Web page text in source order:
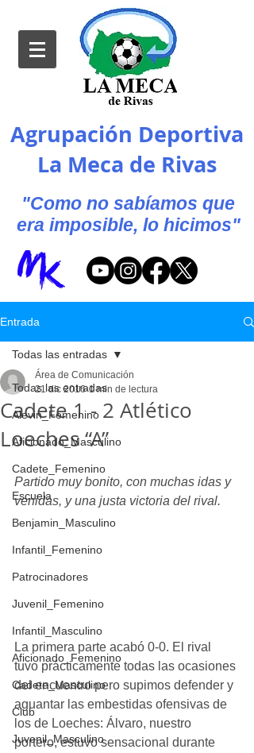
Agrupación Deportiva
La Meca de Rivas
"Como no sabíamos que
era imposible, lo hicimos"
Entrada
Todas las entradas
Alevin_Femenino
Aficionado_Masculino
Cadete_Femenino
Escuela
Benjamin_Masculino
Infantil_Femenino
Patrocinadores
Juvenil_Femenino
Infantil_Masculino
Aficionado_Femenino
Cadete_Masculino
Club
Juvenil_Masculino
Todas las entradas
Cadete 1 - 2 Atlético
Loeches “A”
Área de Comunicación
21 dic 2016 1 min de lectura
Partido muy bonito, con muchas idas y
venidas, y una justa victoria del rival.
La primera parte acabó 0-0. El rival
tuvo prácticamente todas las ocasiones
del encuentro pero supimos defender y
aguantar las embestidas ofensivas de
los de Loeches: Álvaro, nuestro
portero, estuvo sensacional durante